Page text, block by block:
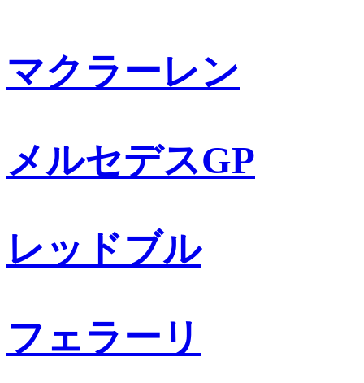
マクラーレン
メルセデスGP
レッドブル
フェラーリ